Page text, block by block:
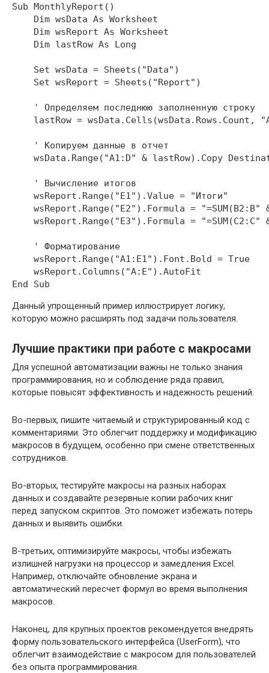
Sub MonthlyReport()
    Dim wsData As Worksheet
    Dim wsReport As Worksheet
    Dim lastRow As Long
    Set wsData = Sheets("Data")
    Set wsReport = Sheets("Report")
    ' Определяем последнюю заполненную строку
lastRow = wsData.Cells(wsData.Rows.Count,
    ' Копируем данные в отчет
wsData.Range("A1:D" & lastRow).Copy
    ' Вычисление итогов
    wsReport.Range("E1").Value = "Итоги"
wsReport.Range("E2").Formula = "=SUM(B2:B"
wsReport.Range("E3").Formula = "=SUM(C2:C"
    ' Форматирование
    wsReport.Range("A1:E1").Font.Bold = True
    wsReport.Columns("A:E").AutoFit
Данный упрощенный пример иллюстрирует логику,
которую можно расширять под задачи пользователя.
Лучшие практики при работе с макросами
Для успешной автоматизации важны не только знания
программирования, но и соблюдение ряда правил,
которые повысят эффективность и надежность решений.
Во-первых, пишите читаемый и структурированный код с
комментариями. Это облегчит поддержку и модификацию
макросов в будущем, особенно при смене ответственных
сотрудников.
Во-вторых, тестируйте макросы на разных наборах
данных и создавайте резервные копии рабочих книг
перед запуском скриптов. Это поможет избежать потерь
данных и выявить ошибки.
В-третьих, оптимизируйте макросы, чтобы избежать
излишней нагрузки на процессор и замедления Excel.
Например, отключайте обновление экрана и
автоматический пересчет формул во время выполнения
макросов.
Наконец, для крупных проектов рекомендуется внедрять
форму пользовательского интерфейса (UserForm), что
облегчит взаимодействие с макросом для пользователей
без опыта программирования.